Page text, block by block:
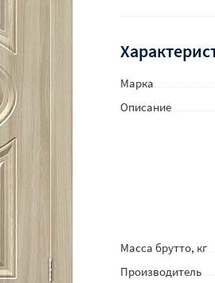
Марка
Описание
Масса брутто, кг
Производитель